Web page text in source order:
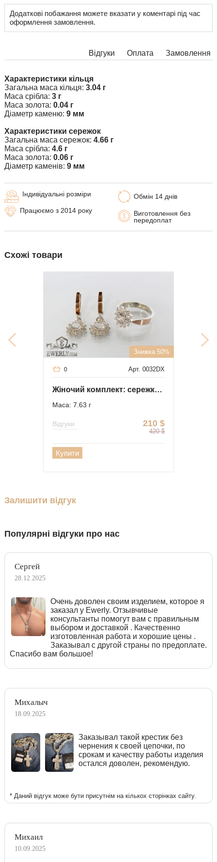
Додаткові побажання можете вказати у коментарі під час
оформлення замовлення.
Відгуки Замовлення
Оплата
Характеристики кільця
Загальна маса кільця: 3.04 г
Маса срібла: 3 г
Маса золота: 0.04 г
Діаметр каменю: 9 мм
Характеристики сережок
Загальна маса сережок: 4.66 г
Маса срібла: 4.6 г
Маса золота: 0.06 г
Діаметр каменів: 9 мм
Обмін 14 днів
Виготовлення без
передоплат
Індивідуальні розміри
Працюємо з 2014 року
Схожі товари
Знижка 50%
Арт. 0032DX
0
Жіночий комплект: сережки і кільце з білим камінням
Маса: 7.63 г
210 $
420 $
Відгуки
Купити
Залишити відгук
Популярні відгуки про нас
Сергей
28.12.2025
Очень доволен своим изделием, которое я
заказал у Ewerly. Отзывчивые
консультанты помогут вам с правильным
выбором и доставкой . Качественно
изготовленная работа и хорошие цены .
Заказывал с другой страны по предоплате.
Спасибо вам большое!
Михалыч
18.09.2025
Заказывал такой крестик без
чернения к своей цепочки, по
срокам и качеству работы изделия
остался доволен, рекомендую.
* Даний відгук може бути присутнім на кількох сторінках сайту.
Михаил
10.09.2025